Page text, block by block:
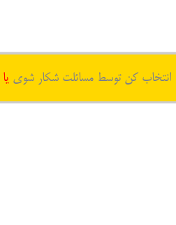
انتخاب کن توسط مسائلت شکار شوی یا